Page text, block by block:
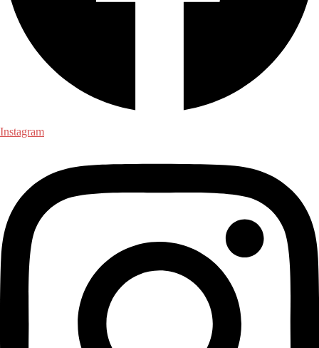
Instagram